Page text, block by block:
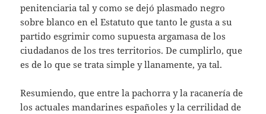
penitenciaria tal y como se dejó plasmado negro
sobre blanco en el Estatuto que tanto le gusta a su
partido esgrimir como supuesta argamasa de los
ciudadanos de los tres territorios. De cumplirlo, que
es de lo que se trata simple y llanamente, ya tal.
Resumiendo, que entre la pachorra y la racanería de
los actuales mandarines españoles y la cerrilidad de